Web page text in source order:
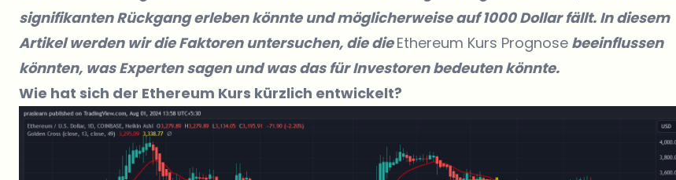
signifikanten Rückgang erleben könnte und möglicherweise auf 1000 Dollar fällt. In diesem
Artikel werden wir die Faktoren untersuchen, die dieEthereum Kurs Prognose beeinflussen
könnten, was Experten sagen und was das für Investoren bedeuten könnte.
Wie hat sich der Ethereum Kurs kürzlich entwickelt?